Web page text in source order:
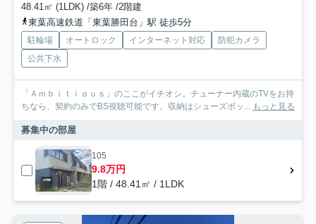
48.41㎡ (1LDK) /築6年 /2階建
東葉高速鉄道「東葉勝田台」駅 徒歩5分
駐輪場 オートロック インターネット対応
防犯カメラ
公共下水
「Ａｍｂｉｔｉｏｕｓ」のここがイチオシ。チューナー内蔵のTVをお持
ちなら、契約のみでBS視聴可能です。収納はシューズボッ... もっと見る
募集中の部屋
105
9.8万円
1階 / 48.41㎡ / 1LDK